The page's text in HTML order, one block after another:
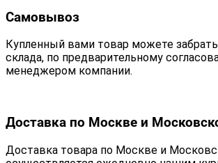
Самовывоз
Купленный вами товар можете
склада, по предварительному
менеджером компании.
Доставка по Москве и
Доставка товара по Москве и